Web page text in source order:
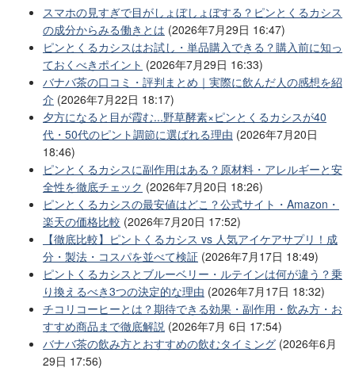
スマホの見すぎで目がしょぼしょぼする？ピンとくるカシス
の成分からみる働きとは (2026年7月29日 16:47)
ピンとくるカシスはお試し・単品購入できる？購入前に知っ
ておくべきポイント (2026年7月29日 16:33)
バナバ茶の口コミ・評判まとめ｜実際に飲んだ人の感想を紹
介 (2026年7月22日 18:17)
夕方になると目が霞む...野草酵素×ピンとくるカシスが40
代・50代のピント調節に選ばれる理由 (2026年7月20日
18:46)
ピンとくるカシスに副作用はある？原材料・アレルギーと安
全性を徹底チェック (2026年7月20日 18:26)
ピンとくるカシスの最安値はどこ？公式サイト・Amazon・
楽天の価格比較 (2026年7月20日 17:52)
【徹底比較】ピントくるカシス vs 人気アイケアサプリ！成
分・製法・コスパを並べて検証 (2026年7月17日 18:49)
ピントくるカシスとブルーベリー・ルテインは何が違う？乗
り換えるべき3つの決定的な理由 (2026年7月17日 18:32)
チコリコーヒーとは？期待できる効果・副作用・飲み方・お
すすめ商品まで徹底解説 (2026年7月 6日 17:54)
バナバ茶の飲み方とおすすめの飲むタイミング (2026年6月
29日 17:56)